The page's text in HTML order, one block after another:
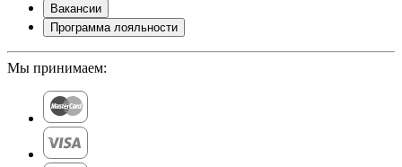
Вакансии
Программа лояльности
Мы принимаем: